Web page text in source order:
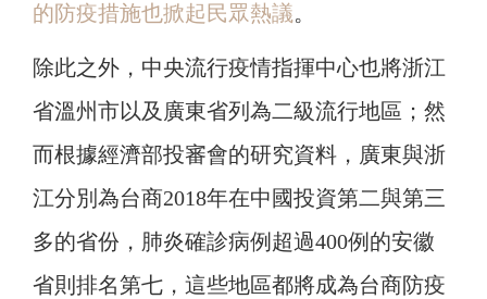
的防疫措施也掀起民眾熱議。
除此之外，中央流行疫情指揮中心也將浙江
省溫州市以及廣東省列為二級流行地區；然
而根據經濟部投審會的研究資料，廣東與浙
江分別為台商2018年在中國投資第二與第三
多的省份，肺炎確診病例超過400例的安徽
省則排名第七，這些地區都將成為台商防疫